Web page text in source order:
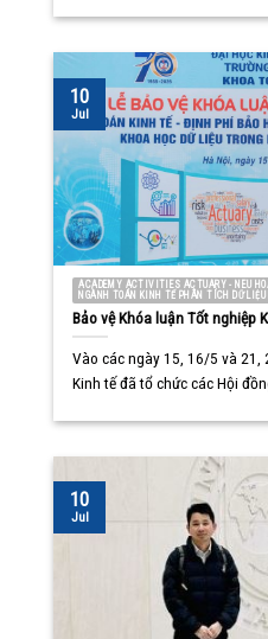
ACADEMY ACTIVITIES ACTUARY - NEU
NGÀNH TOÁN KINH TẾ PHÂN TÍCH DỮ
Bảo vệ Khóa luận Tốt nghiệp
Vào các ngày 15, 16/5 và 21,
Kinh tế đã tổ chức các Hội đồng
10
Jul
10
Jul